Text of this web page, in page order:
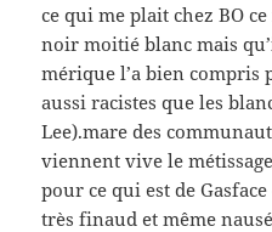
ce qui me plait chez BO
noir moitié blanc mais
mérique l’a bien compris
aussi racistes que les
Lee).mare des
viennent vive le métissage
pour ce qui est de
très finaud et même